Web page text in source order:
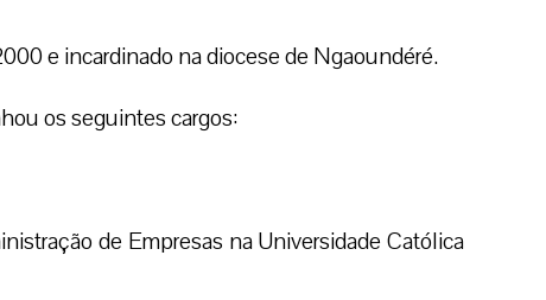
e incardinado na diocese de Ngaoundéré.
os seguintes cargos:
de Empresas na Universidade Católica